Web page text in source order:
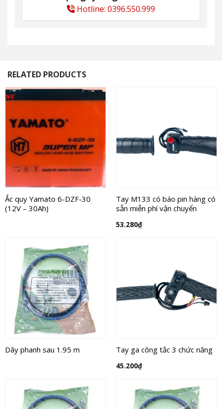
Hotline: 0396.550.999
RELATED PRODUCTS
Ắc quy Yamato 6-DZF-30
(12V – 30Ah)
Tay M133 có báo pin hàng có
sẵn miễn phí vận chuyển
53.280₫
Dây phanh sau 1.95 m Tay ga công tắc 3 chức năng
45.200₫